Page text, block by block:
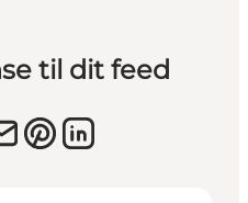
til dit feed